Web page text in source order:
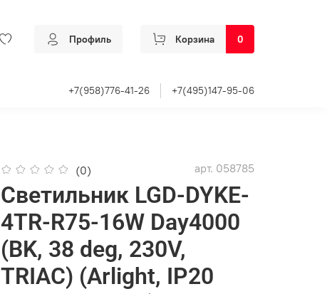
Профиль Корзина 0
+7(958)776-41-26 +7(495)147-95-06
(0) арт. 058785
Светильник LGD-DYKE-
4TR-R75-16W Day4000
(BK, 38 deg, 230V,
TRIAC) (Arlight, IP20